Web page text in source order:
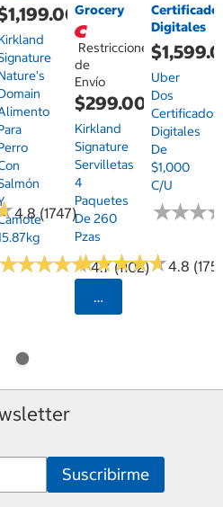
4.8 (1747)
★★★★★
★★★★★4.7 (1102)
Grocery
Restricciones
de
Envío
$299.00
Kirkland
Signature
Servilletas
4
Paquetes
De 260
Pzas
★★★★★
★★★★★4.8 (175)
Seleccionar
Digitales
Uber
Dos
Certificados
Digitales
De
$1,000
C/u
★★★
★★★